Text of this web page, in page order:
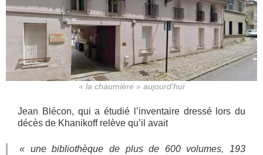
« la chaumière » aujourd’hui
Jean Blécon, qui a étudié l’inventaire dressé lors du
décès de Khanikoff relève qu’il avait
« une bibliothèque de plus de 600 volumes, 193